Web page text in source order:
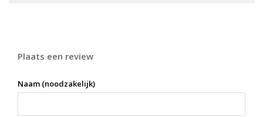
Plaats een review
Naam (noodzakelijk)